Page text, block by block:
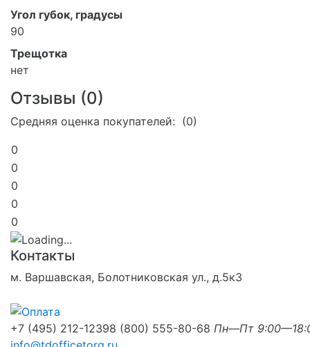
Угол губок, градусы
90
Трещотка
нет
Отзывы (0)
Средняя оценка покупателей: (0)
0
0
0
0
0
Контакты
м. Варшавская, Болотниковская ул., д.5к3
+7 (495) 212-12398 (800) 555-80-68 Пн—Пт